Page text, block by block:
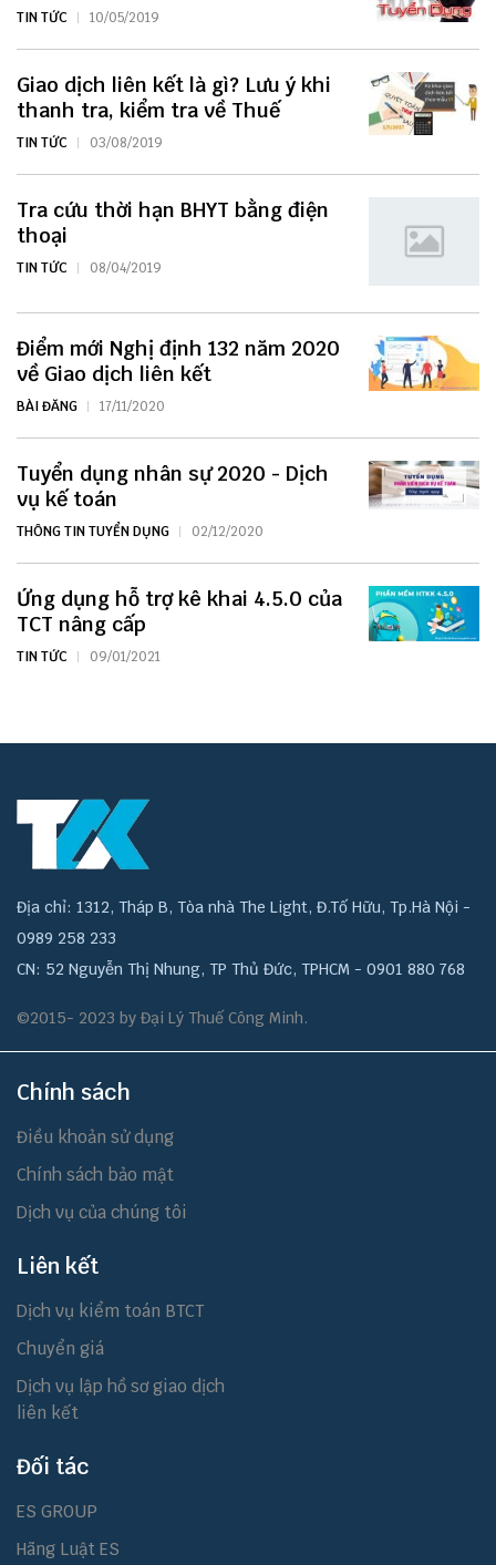
TIN TỨC 10/05/2019
Giao dịch liên kết là gì? Lưu ý khi
thanh tra, kiểm tra về Thuế
TIN TỨC 03/08/2019
Tra cứu thời hạn BHYT bằng điện
thoại
TIN TỨC 08/04/2019
Điểm mới Nghị định 132 năm 2020
về Giao dịch liên kết
BÀI ĐĂNG 17/11/2020
Tuyển dụng nhân sự 2020 - Dịch
vụ kế toán
THÔNG TIN TUYỂN DỤNG 02/12/2020
Ứng dụng hỗ trợ kê khai 4.5.0 của
TCT nâng cấp
TIN TỨC 09/01/2021
Địa chỉ: 1312, Tháp B, Tòa nhà The Light, Đ.Tố Hữu, Tp.Hà Nội -
0989 258 233
CN: 52 Nguyễn Thị Nhung, TP Thủ Đức, TPHCM - 0901 880 768
©2015- 2023 by Đại Lý Thuế Công Minh.
Chính sách
Điều khoản sử dụng
Chính sách bảo mật
Dịch vụ của chúng tôi
Liên kết
Dịch vụ kiểm toán BTCT
Chuyển giá
Dịch vụ lập hồ sơ giao dịch
liên kết
Đối tác
ES GROUP
Hãng Luật ES